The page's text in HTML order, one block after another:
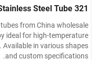
321 Stainless Steel Tube
from China wholesale
ideal for high-temperature
in various shapes
and custom specifications.